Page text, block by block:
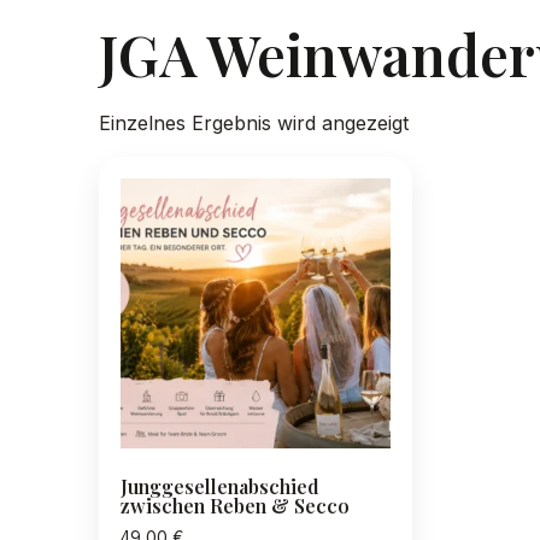
JGA
Einzelnes Ergebnis wird angezeigt
Junggesellenabschied
zwischen Reben & Secco